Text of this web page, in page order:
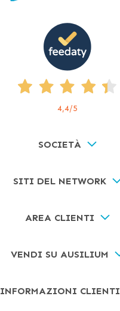
4,4/5
SOCIETÀ
SITI DEL NETWORK
AREA CLIENTI
VENDI SU AUSILIUM
INFORMAZIONI CLIENTI